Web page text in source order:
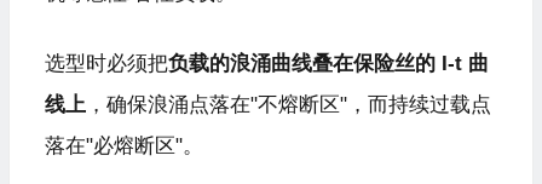
选型时必须把负载的浪涌曲线叠在保险丝的 I-t 曲
线上，确保浪涌点落在"不熔断区"，而持续过载点
落在"必熔断区"。